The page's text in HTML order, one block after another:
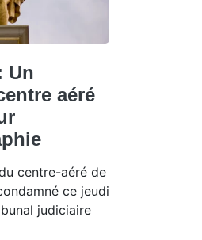
Un
aéré
centre-aéré de
ce jeudi
judiciaire